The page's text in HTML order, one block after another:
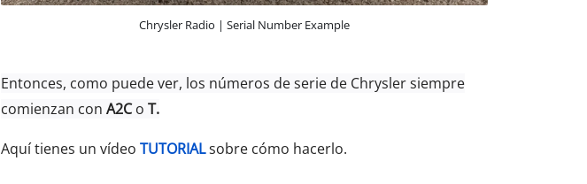
Chrysler Radio | Serial Number Example
Entonces, como puede ver, los números de serie de Chrysler siempre
comienzan con A2Co T.
Aquí tienes un vídeo TUTORIALsobre cómo hacerlo.